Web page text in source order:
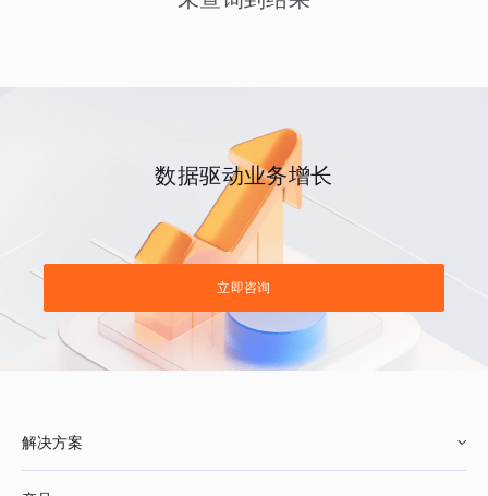
数据驱动业务增长
立即咨询
解决方案